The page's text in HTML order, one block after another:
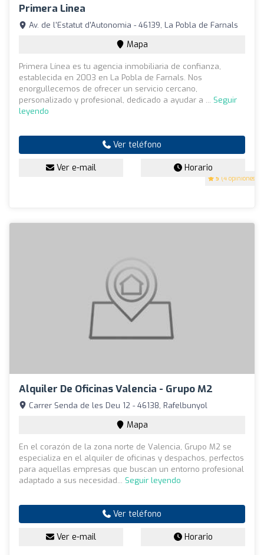
Primera Linea
5 (4 opiniones)
Av. de l'Estatut d'Autonomia - 46139, La Pobla de Farnals
Mapa
Primera Línea es tu agencia inmobiliaria de confianza,
establecida en 2003 en La Pobla de Farnals. Nos
enorgullecemos de ofrecer un servicio cercano,
personalizado y profesional, dedicado a ayudar a ... Seguir
leyendo
Ver teléfono
Ver e-mail Horario
Alquiler De Oficinas Valencia - Grupo M2
Carrer Senda de les Deu 12 - 46138, Rafelbunyol
Mapa
En el corazón de la zona norte de Valencia, Grupo M2 se
especializa en el alquiler de oficinas y despachos, perfectos
para aquellas empresas que buscan un entorno profesional
adaptado a sus necesidad... Seguir leyendo
Ver teléfono
Ver e-mail Horario